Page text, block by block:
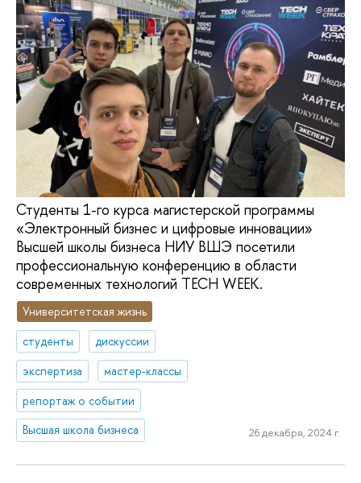
Студенты 1-го курса магистерской программы
«Электронный бизнес и цифровые инновации»
Высшей школы бизнеса НИУ ВШЭ посетили
профессиональную конференцию в области
современных технологий TECH WEEK.
Университетская жизнь
студенты
дискуссии
экспертиза
мастер-классы
репортаж о событии
Высшая школа бизнеса
26 декабря, 2024 г.